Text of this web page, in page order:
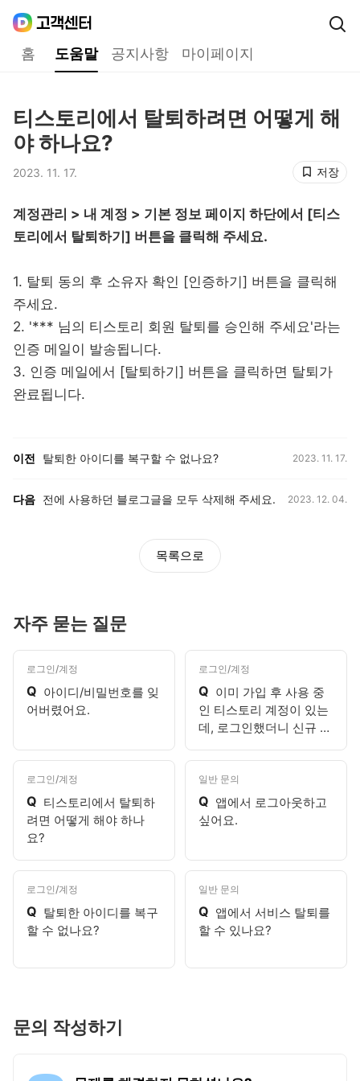
홈 도움말 공지사항 마이페이지
티스토리에서 탈퇴하려면 어떻게 해
야 하나요?
저장
2023. 11. 17.
계정관리 > 내 계정 > 기본 정보 페이지 하단에서 [티스
토리에서 탈퇴하기] 버튼을 클릭해 주세요.
1. 탈퇴 동의 후 소유자 확인 [인증하기] 버튼을 클릭해
주세요.
2. '*** 님의 티스토리 회원 탈퇴를 승인해 주세요'라는
인증 메일이 발송됩니다.
3. 인증 메일에서 [탈퇴하기] 버튼을 클릭하면 탈퇴가
완료됩니다.
이전 탈퇴한 아이디를 복구할 수 없나요? 2023. 11. 17.
다음 전에 사용하던 블로그글을 모두 삭제해 주세요. 2023. 12. 04.
목록으로
자주 묻는 질문
로그인/계정
Q 아이디/비밀번호를 잊
어버렸어요.
로그인/계정
Q 이미 가입 후 사용 중
인 티스토리 계정이 있는
데, 로그인했더니 신규 가
로그인/계정
Q 티스토리에서 탈퇴하
려면 어떻게 해야 하나
요?
일반 문의
Q 앱에서 로그아웃하고
싶어요.
로그인/계정
Q 탈퇴한 아이디를 복구
할 수 없나요?
일반 문의
Q 앱에서 서비스 탈퇴를
할 수 있나요?
문의 작성하기